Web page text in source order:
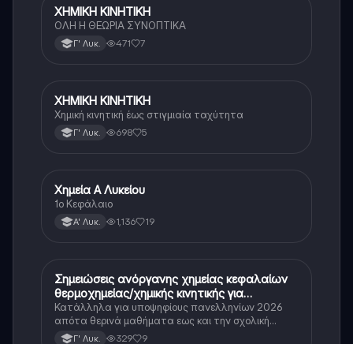
Χημεία (Θετ.)
ΧΗΜΙΚΗ ΚΙΝΗΤΙΚΗ
ΟΛΗ Η ΘΕΩΡΙΑ ΣΥΝΟΠΤΙΚΑ
Γ' Λυκ. 471 7
Χημεία (Θετ.)
ΧΗΜΙΚΗ ΚΙΝΗΤΙΚΗ
Χημική κινητική έως στιγμιαία ταχύτητα
Γ' Λυκ. 698 5
Χημεία
Χημεία Α Λυκείου
1ο Κεφάλαιο
Α' Λυκ. 1,136 19
Χημεία
Σημειώσεις ανόργανης χημείας κεφαλαίων
θερμοχημείας/χημικής κινητικής για
πανελληνιες 2026
Κατάλληλα για υποψηφίους πανελληνίων 2026
απότα θερινά μαθήματα εως και την σχολική
χρονιά της Γ Λυκείου🥰
Γ' Λυκ. 329 9